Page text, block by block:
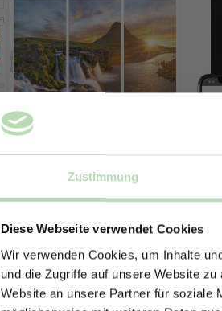
Zustimmung
Diese Webseite verwendet Cookies
Wir verwenden Cookies, um Inhalte
und die Zugriffe auf unsere Website
Website an unsere Partner für soziale